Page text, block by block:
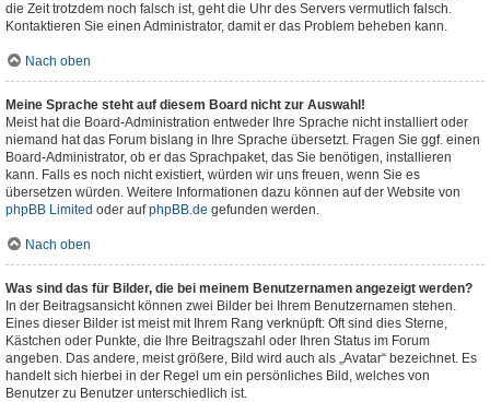
die Zeit trotzdem noch falsch ist, geht die Uhr des Servers vermutlich falsch.
Kontaktieren Sie einen Administrator, damit er das Problem beheben kann.
Nach oben
Meine Sprache steht auf diesem Board nicht zur Auswahl!
Meist hat die Board-Administration entweder Ihre Sprache nicht installiert oder
niemand hat das Forum bislang in Ihre Sprache übersetzt. Fragen Sie ggf. einen
Board-Administrator, ob er das Sprachpaket, das Sie benötigen, installieren
kann. Falls es noch nicht existiert, würden wir uns freuen, wenn Sie es
übersetzen würden. Weitere Informationen dazu können auf der Website von
phpBB Limited oder aufphpBB.de gefunden werden.
Nach oben
Was sind das für Bilder, die bei meinem Benutzernamen angezeigt werden?
In der Beitragsansicht können zwei Bilder bei Ihrem Benutzernamen stehen.
Eines dieser Bilder ist meist mit Ihrem Rang verknüpft: Oft sind dies Sterne,
Kästchen oder Punkte, die Ihre Beitragszahl oder Ihren Status im Forum
angeben. Das andere, meist größere, Bild wird auch als „Avatar“ bezeichnet. Es
handelt sich hierbei in der Regel um ein persönliches Bild, welches von
Benutzer zu Benutzer unterschiedlich ist.